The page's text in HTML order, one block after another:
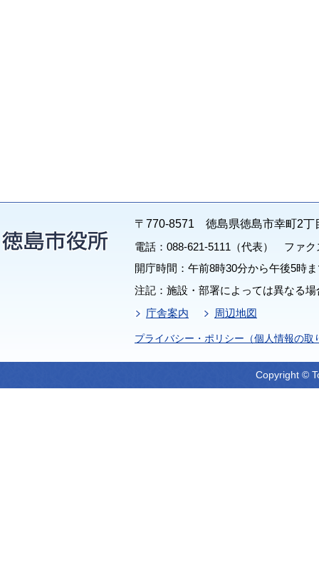
〒770-8571 徳島県徳島市幸町2丁
電話：088-621-5111（代表） ファク
開庁時間：午前8時30分から午後5時
注記：施設・部署によっては異なる
庁舎案内
周辺地図
プライバシー・ポリシー（個人情報の取
Copyright ©